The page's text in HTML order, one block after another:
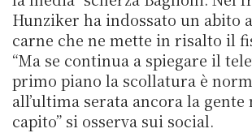
Hunziker ha indossato un abito
carne che ne mette in risalto il
“Ma se continua a spiegare il
primo piano la scollatura è
all’ultima serata ancora la gente
capito” si osserva sui social.